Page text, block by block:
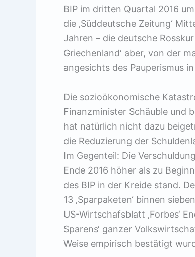
BIP im dritten Quartal 2016
die ‚Süddeutsche Zeitung‘
Jahren – die deutsche
Griechenland‘ aber, von der
angesichts des Pauperismus
Die sozioökonomische
Finanzminister Schäuble und
hat natürlich nicht dazu
die Reduzierung der
Im Gegenteil: Die
Ende 2016 höher als zu
des BIP in der Kreide stand.
13 ‚Sparpaketen‘ binnen
US-Wirtschafsblatt ‚Forbes‘
Sparens‘ ganzer
Weise empirisch bestätigt